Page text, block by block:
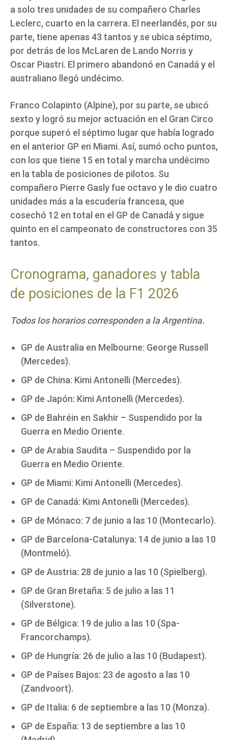
a solo tres unidades de su compañero Charles
Leclerc, cuarto en la carrera. El neerlandés, por su
parte, tiene apenas 43 tantos y se ubica séptimo,
por detrás de los McLaren de Lando Norris y
Oscar Piastri. El primero abandonó en Canadá y el
australiano llegó undécimo.
Franco Colapinto (Alpine), por su parte, se ubicó
sexto y logró su mejor actuación en el Gran Circo
porque superó el séptimo lugar que había logrado
en el anterior GP en Miami. Así, sumó ocho puntos,
con los que tiene 15 en total y marcha undécimo
en la tabla de posiciones de pilotos. Su
compañero Pierre Gasly fue octavo y le dio cuatro
unidades más a la escudería francesa, que
cosechó 12 en total en el GP de Canadá y sigue
quinto en el campeonato de constructores con 35
tantos.
Cronograma, ganadores y tabla
de posiciones de la F1 2026
Todos los horarios corresponden a la Argentina.
GP de Australia en Melbourne: George Russell
(Mercedes).
GP de China: Kimi Antonelli (Mercedes).
GP de Japón: Kimi Antonelli (Mercedes).
GP de Bahréin en Sakhir – Suspendido por la
Guerra en Medio Oriente.
GP de Arabia Saudita – Suspendido por la
Guerra en Medio Oriente.
GP de Miami: Kimi Antonelli (Mercedes).
GP de Canadá: Kimi Antonelli (Mercedes).
GP de Mónaco: 7 de junio a las 10 (Montecarlo).
GP de Barcelona-Catalunya: 14 de junio a las 10
(Montmeló).
GP de Austria: 28 de junio a las 10 (Spielberg).
GP de Gran Bretaña: 5 de julio a las 11
(Silverstone).
GP de Bélgica: 19 de julio a las 10 (Spa-
Francorchamps).
GP de Hungría: 26 de julio a las 10 (Budapest).
GP de Países Bajos: 23 de agosto a las 10
(Zandvoort).
GP de Italia: 6 de septiembre a las 10 (Monza).
GP de España: 13 de septiembre a las 10